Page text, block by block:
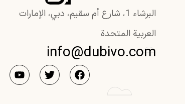
البرشاء 1، شارع أم سقيم، دبي، الإمارات
العربية المتحدة
info@dubivo.com